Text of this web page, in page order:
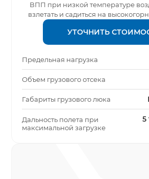
ВПП при низкой температуре
взлетать и садиться на
УТОЧНИТЬ
Предельная нагрузка
Объем грузового отсека
Габариты грузового люка
Дальность полета при
максимальной загрузке
5